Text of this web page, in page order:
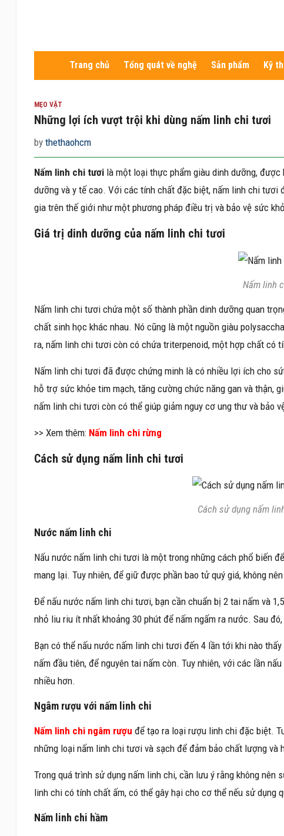
Trang chủ Tổng quát về nghệ Sản phẩm Kỹ
MẸO VẶT
Những lợi ích vượt trội khi dùng nấm linh chi tươi
by thethaohcm
Nấm linh chi tươilà một loại thực phẩm giàu dinh dưỡng,
dưỡng và y tế cao. Với các tính chất đặc biệt, nấm linh chi tươi
gia trên thế giới như một phương pháp điều trị và bảo vệ sức
Giá trị dinh dưỡng của nấm linh chi tươi
Nấm linh
Nấm linh chi tươi chứa một số thành phần dinh dưỡng quan
chất sinh học khác nhau. Nó cũng là một nguồn giàu
ra, nấm linh chi tươi còn có chứa triterpenoid, một hợp chất có
Nấm linh chi tươi đã được chứng minh là có nhiều lợi ích cho
hỗ trợ sức khỏe tim mạch, tăng cường chức năng gan và thận,
nấm linh chi tươi còn có thể giúp giảm nguy cơ ung thư và bảo
>> Xem thêm: Nấm linh chi rừng
Cách sử dụng nấm linh chi tươi
Cách sử dụng nấm
Nước nấm linh chi
Nấu nước nấm linh chi tươi là một trong những cách phổ biến
mang lại. Tuy nhiên, để giữ được phần bao tử quý giá, không
Để nấu nước nấm linh chi tươi, bạn cần chuẩn bị 2 tai nấm và
nhỏ liu riu ít nhất khoảng 30 phút để nấm ngấm ra nước. Sau
Bạn có thể nấu nước nấm linh chi tươi đến 4 lần tới khi nào
nấm đầu tiên, để nguyên tai nấm còn. Tuy nhiên, với các lần
nhiều hơn.
Ngâm rượu với nấm linh chi
Nấm linh chi ngâm rượu để tạo ra loại rượu linh chi đặc biệt.
những loại nấm linh chi tươi và sạch để đảm bảo chất lượng và
Trong quá trình sử dụng nấm linh chi, cần lưu ý rằng không nên
linh chi có tính chất ấm, có thể gây hại cho cơ thể nếu sử dụng
Nấm linh chi hầm